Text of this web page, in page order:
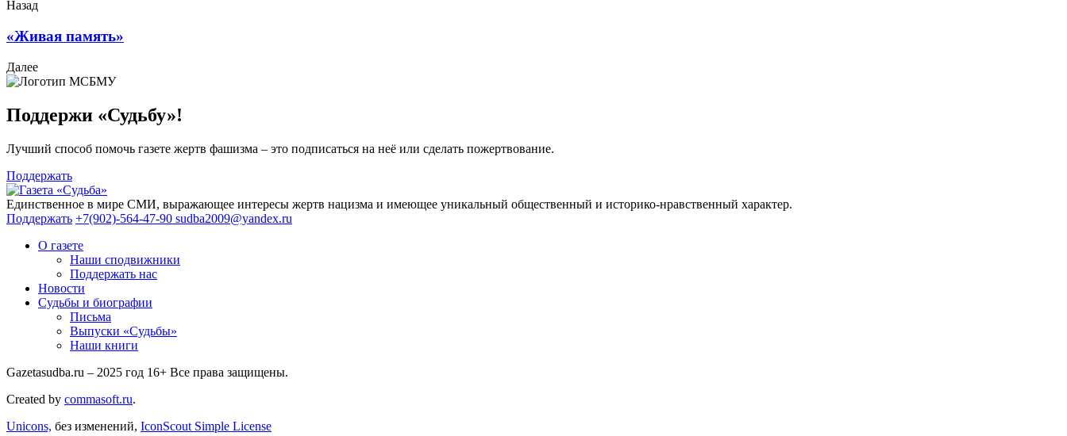
Назад
«Живая память»
Далее
Поддержи «Судьбу»!
Лучший способ помочь газете жертв фашизма – это подписаться на неё или сделать пожертвование.
Поддержать
Единственное в мире СМИ, выражающее интересы жертв нацизма и имеющее уникальный общественный и историко-нравственный характер.
Поддержать +7(902)-564-47-90 sudba2009@yandex.ru
О газете
Наши сподвижники
Поддержать нас
Новости
Судьбы и биографии
Письма
Выпуски «Судьбы»
Наши книги
Gazetasudba.ru – 2025 год 16+ Все права защищены.
Created by commasoft.ru.
Unicons, без изменений, IconScout Simple License